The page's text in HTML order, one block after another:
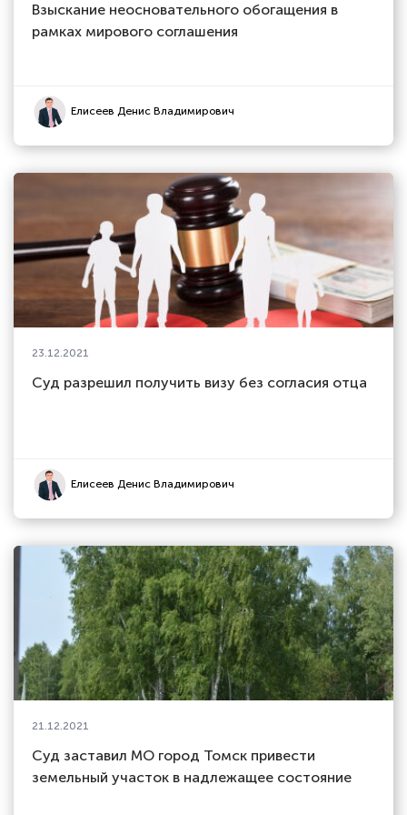
Взыскание неосновательного обогащения в
рамках мирового соглашения
Елисеев Денис Владимирович
23.12.2021
Суд разрешил получить визу без согласия отца
Елисеев Денис Владимирович
21.12.2021
Суд заставил МО город Томск привести
земельный участок в надлежащее состояние